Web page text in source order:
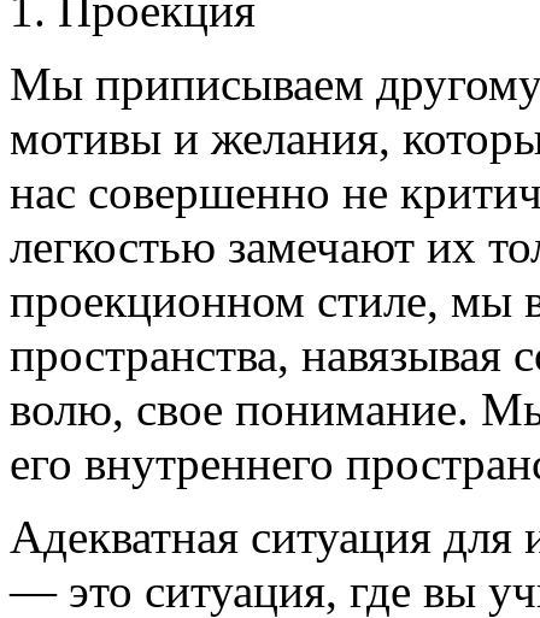
Мы приписываем
мотивы и желания,
нас совершенно не
легкостью замечают их
проекционном стиле, мы
пространства, навязывая
волю, свое понимание.
его внутреннего
Адекватная ситуация для
— это ситуация, где вы